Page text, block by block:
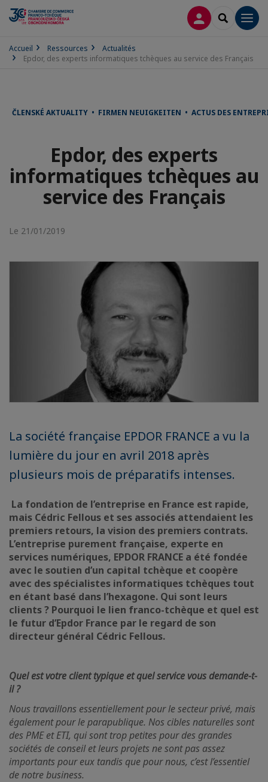
CONNEXION
Accueil Ressources
Actualités
Epdor, des experts informatiques tchèques au service des Français
ČLENSKÉ AKTUALITY • FIRMEN NEUIGKEITEN • ACTUS DES
Epdor, des experts
informatiques tchèques au
service des Français
Le 21/01/2019
La société française EPDOR FRANCE a vu la
lumière du jour en avril 2018 après
plusieurs mois de préparatifs intenses.
La fondation de l’entreprise en France est rapide,
mais Cédric Fellous et ses associés attendaient les
premiers retours, la vision des premiers contrats.
L’entreprise purement française, experte en
services numériques, EPDOR FRANCE a été fondée
avec le soutien d’un capital tchèque et coopère
avec des spécialistes informatiques tchèques tout
en étant basé dans l’hexagone. Qui sont leurs
clients ? Pourquoi le lien franco-tchèque et quel est
le futur d’Epdor France par le regard de son
directeur général Cédric Fellous.
Quel est votre client typique et quel service vous demande-t-
il ?
Nous travaillons essentiellement pour le secteur privé, mais
également pour le parapublique. Nos cibles naturelles sont
des PME et ETI, qui sont trop petites pour des grandes
sociétés de conseil et leurs projets ne sont pas assez
importants pour eux tandis que pour nous, c’est l’essentiel
de notre business.